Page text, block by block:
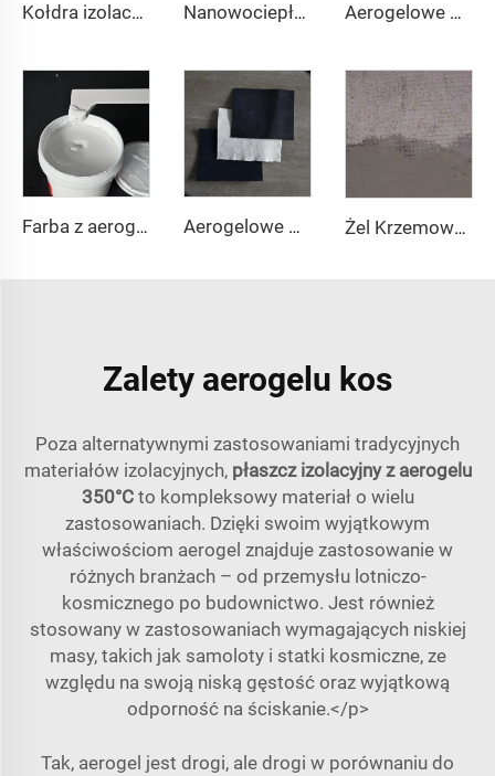
Kołdra izolacyjna z aerogelu 1000℃ Nanowociepłochronna płyta Aerogelowe podkładki izolacyjne
Farba z aerogelem Aerogelowe Tkaniny Żel Krzemowy - Tynk i Beton
Zalety aerogelu kos
Poza alternatywnymi zastosowaniami tradycyjnych
materiałów izolacyjnych, płaszcz izolacyjny z aerogelu
350°C to kompleksowy materiał o wielu
zastosowaniach. Dzięki swoim wyjątkowym
właściwościom aerogel znajduje zastosowanie w
różnych branżach – od przemysłu lotniczo-
kosmicznego po budownictwo. Jest również
stosowany w zastosowaniach wymagających niskiej
masy, takich jak samoloty i statki kosmiczne, ze
względu na swoją niską gęstość oraz wyjątkową
odporność na ściskanie.</p>
Tak, aerogel jest drogi, ale drogi w porównaniu do